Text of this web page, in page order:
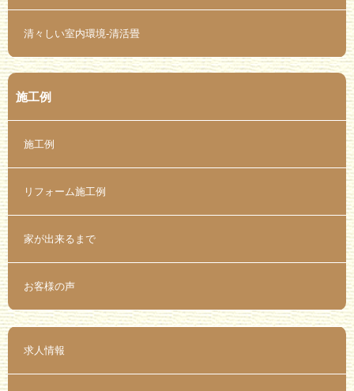
清々しい室内環境-清活畳
施工例
施工例
リフォーム施工例
家が出来るまで
お客様の声
求人情報